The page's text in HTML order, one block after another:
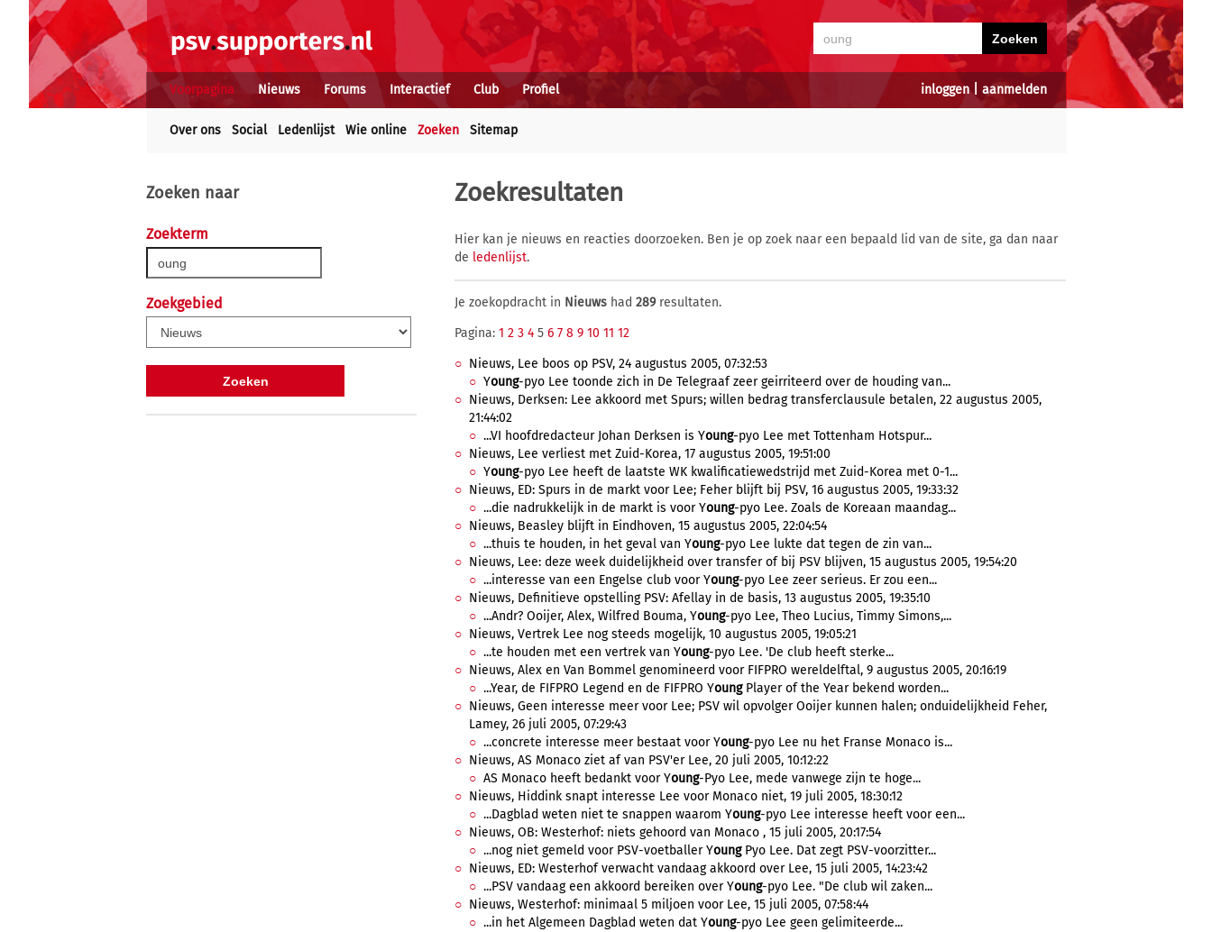
inloggen| aanmelden
Voorpagina Nieuws Forums Interactief Club Profiel
Over ons Social Ledenlijst Wie online Zoeken Sitemap
Zoeken naar
Zoekterm
Zoekgebied
Zoekresultaten
Hier kan je nieuws en reacties doorzoeken. Ben je op zoek naar een bepaald lid van de site, ga dan naar
de ledenlijst.
Je zoekopdracht in Nieuws had 289resultaten.
Pagina: 1 2 3 4 5 6 7 8 9 10 11 12
Nieuws, Lee boos op PSV, 24 augustus 2005, 07:32:53
Young-pyo Lee toonde zich in De Telegraaf zeer geirriteerd over de houding van...
Nieuws, Derksen: Lee akkoord met Spurs; willen bedrag transferclausule betalen, 22 augustus 2005,
21:44:02
...VI hoofdredacteur Johan Derksen is Young-pyo Lee met Tottenham Hotspur...
Nieuws, Lee verliest met Zuid-Korea, 17 augustus 2005, 19:51:00
Young-pyo Lee heeft de laatste WK kwalificatiewedstrijd met Zuid-Korea met 0-1...
Nieuws, ED: Spurs in de markt voor Lee; Feher blijft bij PSV, 16 augustus 2005, 19:33:32
...die nadrukkelijk in de markt is voor Young-pyo Lee. Zoals de Koreaan maandag...
Nieuws, Beasley blijft in Eindhoven, 15 augustus 2005, 22:04:54
...thuis te houden, in het geval van Young-pyo Lee lukte dat tegen de zin van...
Nieuws, Lee: deze week duidelijkheid over transfer of bij PSV blijven, 15 augustus 2005, 19:54:20
...interesse van een Engelse club voor Young-pyo Lee zeer serieus. Er zou een...
Nieuws, Definitieve opstelling PSV: Afellay in de basis, 13 augustus 2005, 19:35:10
...Andr? Ooijer, Alex, Wilfred Bouma, Young-pyo Lee, Theo Lucius, Timmy Simons,...
Nieuws, Vertrek Lee nog steeds mogelijk, 10 augustus 2005, 19:05:21
...te houden met een vertrek van Young-pyo Lee. 'De club heeft sterke...
Nieuws, Alex en Van Bommel genomineerd voor FIFPRO wereldelftal, 9 augustus 2005, 20:16:19
...Year, de FIFPRO Legend en de FIFPRO YoungPlayer of the Year bekend worden...
Nieuws, Geen interesse meer voor Lee; PSV wil opvolger Ooijer kunnen halen; onduidelijkheid Feher,
Lamey, 26 juli 2005, 07:29:43
...concrete interesse meer bestaat voor Young-pyo Lee nu het Franse Monaco is...
Nieuws, AS Monaco ziet af van PSV'er Lee, 20 juli 2005, 10:12:22
AS Monaco heeft bedankt voor Young-Pyo Lee, mede vanwege zijn te hoge...
Nieuws, Hiddink snapt interesse Lee voor Monaco niet, 19 juli 2005, 18:30:12
...Dagblad weten niet te snappen waarom Young-pyo Lee interesse heeft voor een...
Nieuws, OB: Westerhof: niets gehoord van Monaco , 15 juli 2005, 20:17:54
...nog niet gemeld voor PSV-voetballer YoungPyo Lee. Dat zegt PSV-voorzitter...
Nieuws, ED: Westerhof verwacht vandaag akkoord over Lee, 15 juli 2005, 14:23:42
...PSV vandaag een akkoord bereiken over Young-pyo Lee. "De club wil zaken...
Nieuws, Westerhof: minimaal 5 miljoen voor Lee, 15 juli 2005, 07:58:44
...in het Algemeen Dagblad weten dat Young-pyo Lee geen gelimiteerde...